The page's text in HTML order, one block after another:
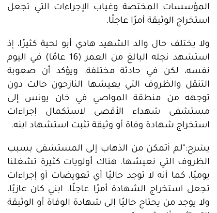
المؤسسات المختصة وغياب الإجراءات التي تجعل
استخراج الوثيقة أمرًا عاجلًا.
ولا يختلف حال والد الشهيد هادي أبو لحية كثيرًا، إذ
استشهد نجله البالغ من العمر (16 عامًا) في اليوم
نفسه، لكن في حادثة مختلفة. ويؤكد أن صعوبة
التنقل والظروف التي يعيشها النازحون حالت دون
توجهه من منطقة المواصي في خان يونس إلى
مستشفى شهداء الأقصى لاستكمال إجراءات
استخراج شهادة وفاة أو وثيقة تثبت استشهاد ابنه.
يشرح:"لم أتمكن من الذهاب إلى المستشفى بسبب
الظروف التي نعيشها. هناك أولويات كثيرة تشغلنا
يوميًا، كما أنه لا توجد حاليًا أي تعويضات أو إجراءات
تجعل استخراج الشهادة أمرًا عاجلًا. ابني كان عازبًا،
ولا يوجد من يحتاج حاليًا إلى شهادة الوفاة أو الوثيقة